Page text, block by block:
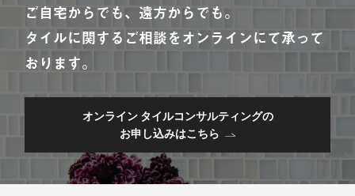
ご自宅からでも、遠方からでも。
タイルに関するご相談をオンラインにて承って
おります。
オンライン タイルコンサルティングの
お申し込みはこちら